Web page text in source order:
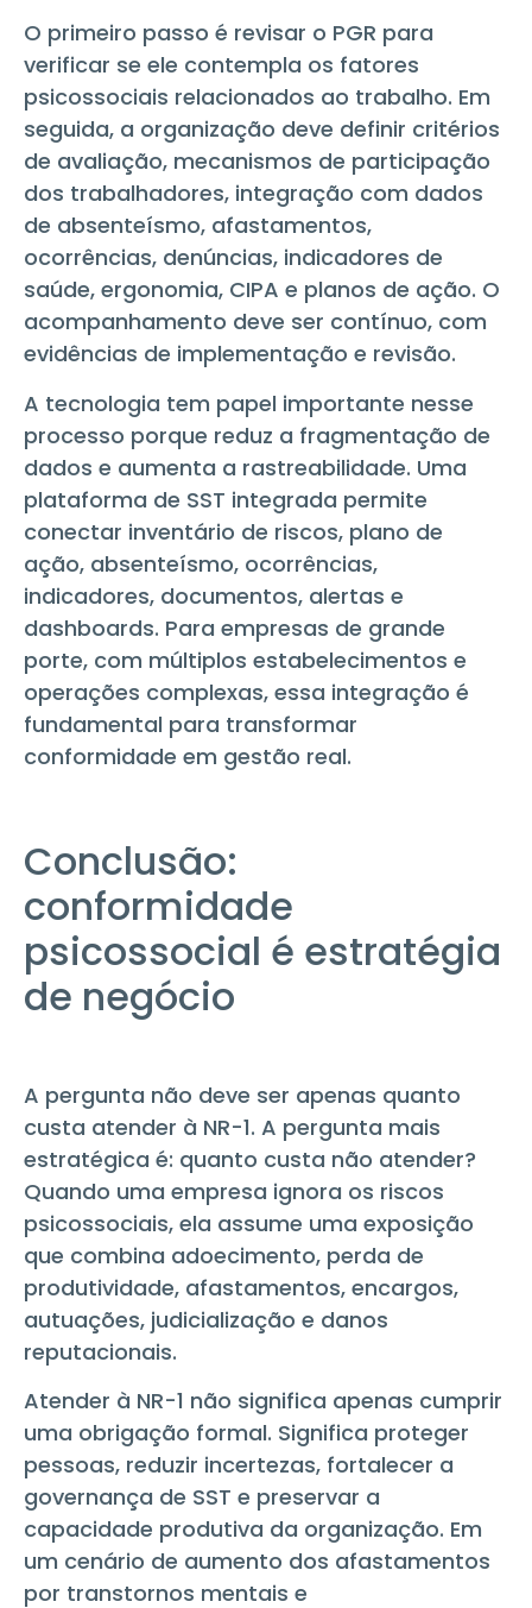
O primeiro passo é revisar o PGR para
verificar se ele contempla os fatores
psicossociais relacionados ao trabalho. Em
seguida, a organização deve definir critérios
de avaliação, mecanismos de participação
dos trabalhadores, integração com dados
de absenteísmo, afastamentos,
ocorrências, denúncias, indicadores de
saúde, ergonomia, CIPA e planos de ação. O
acompanhamento deve ser contínuo, com
evidências de implementação e revisão.
A tecnologia tem papel importante nesse
processo porque reduz a fragmentação de
dados e aumenta a rastreabilidade. Uma
plataforma de SST integrada permite
conectar inventário de riscos, plano de
ação, absenteísmo, ocorrências,
indicadores, documentos, alertas e
dashboards. Para empresas de grande
porte, com múltiplos estabelecimentos e
operações complexas, essa integração é
fundamental para transformar
conformidade em gestão real.
Conclusão:
conformidade
psicossocial é estratégia
de negócio
A pergunta não deve ser apenas quanto
custa atender à NR-1. A pergunta mais
estratégica é: quanto custa não atender?
Quando uma empresa ignora os riscos
psicossociais, ela assume uma exposição
que combina adoecimento, perda de
produtividade, afastamentos, encargos,
autuações, judicialização e danos
reputacionais.
Atender à NR-1 não significa apenas cumprir
uma obrigação formal. Significa proteger
pessoas, reduzir incertezas, fortalecer a
governança de SST e preservar a
capacidade produtiva da organização. Em
um cenário de aumento dos afastamentos
por transtornos mentais e